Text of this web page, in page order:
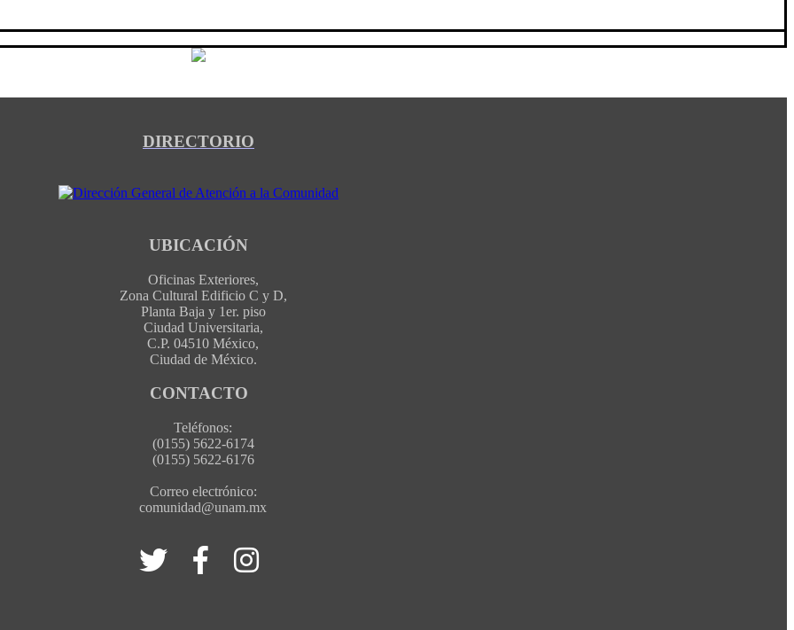
DIRECTORIO
UBICACIÓN
Oficinas Exteriores,
Zona Cultural Edificio C y D,
Planta Baja y 1er. piso
Ciudad Universitaria,
C.P. 04510 México,
Ciudad de México.
CONTACTO
Teléfonos:
(0155) 5622-6174
(0155) 5622-6176
Correo electrónico:
comunidad@unam.mx